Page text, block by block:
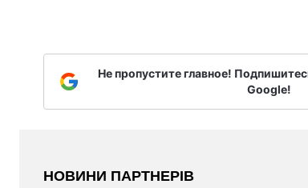
Не пропустите главное!
Google!